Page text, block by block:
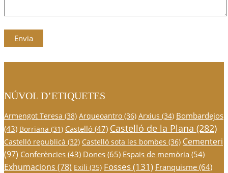
NÚVOL D’ETIQUETES
Armengot Teresa (38) Arqueoantro (36) Arxius (34) Bombardejos
(43) Borriana (31) Castelló (47) Castelló de la Plana (282)
Castelló republicà (32) Castelló sota les bombes (36) Cementeri
(97) Conferències (43) Dones(65) Espais de memòria (54)
Exhumacions (78) Exili (35) Fosses(131) Franquisme(64)